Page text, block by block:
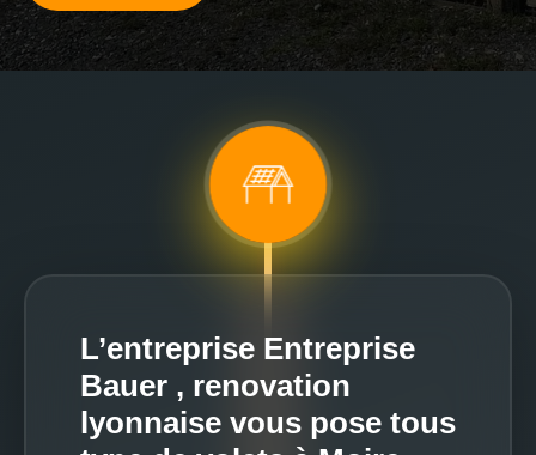
L’entreprise Entreprise
Bauer , renovation
lyonnaise vous pose tous